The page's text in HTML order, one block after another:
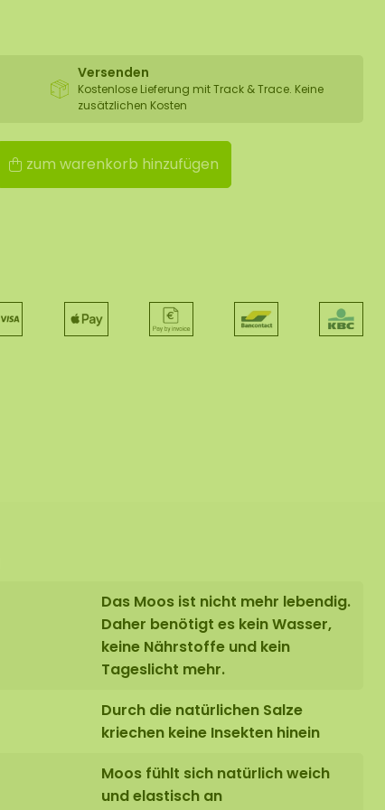
Versenden
Kostenlose Lieferung mit Track & Trace. Keine
zusätzlichen Kosten
zum warenkorb hinzufügen
Das Moos ist nicht mehr lebendig.
Daher benötigt es kein Wasser,
keine Nährstoffe und kein
Tageslicht mehr.
Durch die natürlichen Salze
kriechen keine Insekten hinein
Moos fühlt sich natürlich weich
und elastisch an